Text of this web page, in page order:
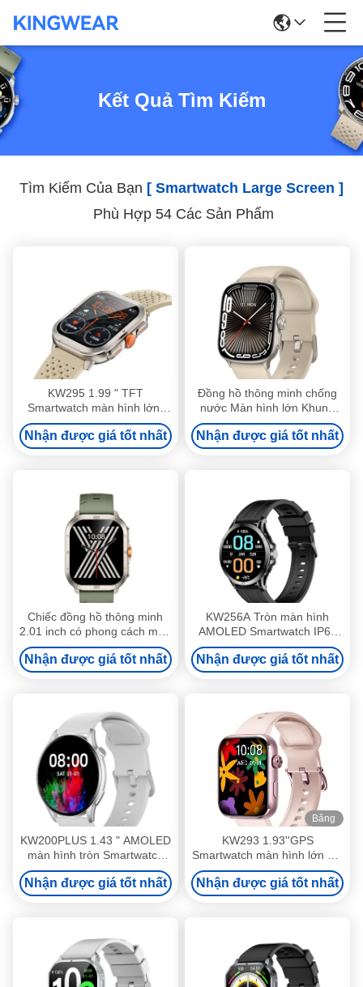
Kết Quả Tìm Kiếm
Tìm Kiếm Của Bạn [ Smartwatch Large Screen ]
Phù Hợp 54 Các Sản Phẩm
KW295 1.99 " TFT
Smartwatch màn hình lớn,
Slim Fitness Tracker
Smartwatch màn hình lớn
Nhận được giá tốt nhất
Đồng hồ thông minh chống
nước Màn hình lớn Khung
kim loại Đồng hồ thông minh
Màn hình lớn với định vị vệ
tinh
Nhận được giá tốt nhất
Chiếc đồng hồ thông minh
2.01 inch có phong cách màn
hình lớn Bluetooth gọi Smart
Watch màn hình AMOLED
Nhận được giá tốt nhất
KW256A Tròn màn hình
AMOLED Smartwatch IP68
Màn hình lớn Smartwatch 1.6
Inch
Nhận được giá tốt nhất
KW200PLUS 1.43 " AMOLED
màn hình tròn Smartwatch
tùy chỉnh
Nhận được giá tốt nhất
Băng
KW293 1.93''GPS
Smartwatch màn hình lớn với
hoạt động thời gian thực và
theo dõi giấc ngủ IP68 chống
nước
Nhận được giá tốt nhất